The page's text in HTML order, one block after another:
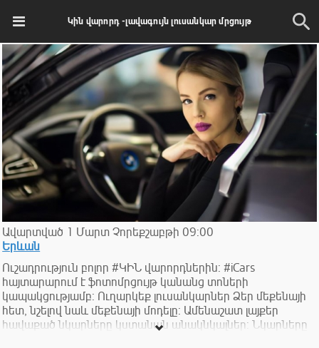
Կին վարորդ -լավագույն լուսանկար մրցույթ
Ավարտված 1 Մարտ Չորեքշաբթի 09:00
Երևան
Ուշադրություն բոլոր #ԿԻՆ վարորդներին: #iCars
հայտարարում է ֆոտոմրցույթ կանանց տոների
կապակցությամբ: Ուղարկեք լուսանկարներ Ձեր մեքենայի
հետ, նշելով նաև մեքենայի մոդելը: Ամենաշատ լայքեր
հավաքած նկարները կստանան անակնկալներ: Նկարները